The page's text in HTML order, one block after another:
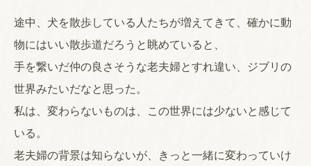
途中、犬を散歩している人たちが増えてきて、確かに動
物にはいい散歩道だろうと眺めていると、
手を繋いだ仲の良さそうな老夫婦とすれ違い、ジブリの
世界みたいだなと思った。
私は、変わらないものは、この世界には少ないと感じて
いる。
老夫婦の背景は知らないが、きっと一緒に変わっていけ